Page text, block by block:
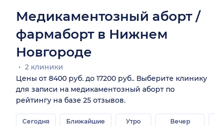
Медикаментозный аборт /
фармаборт в Нижнем
Новгороде
2 клиники
Цены от 8400 руб. до 17200 руб.. Выберите клинику
для записи на медикаментозный аборт по
рейтингу на базе 25 отзывов.
Сегодня
Ближайшие
Утро
Вечер